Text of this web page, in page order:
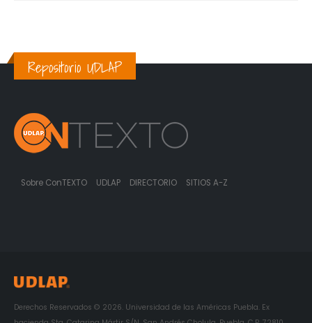
Repositorio UDLAP
Sobre ConTEXTO UDLAP DIRECTORIO SITIOS A-Z
Derechos Reservados © 2026. Universidad de las Américas Puebla. Ex